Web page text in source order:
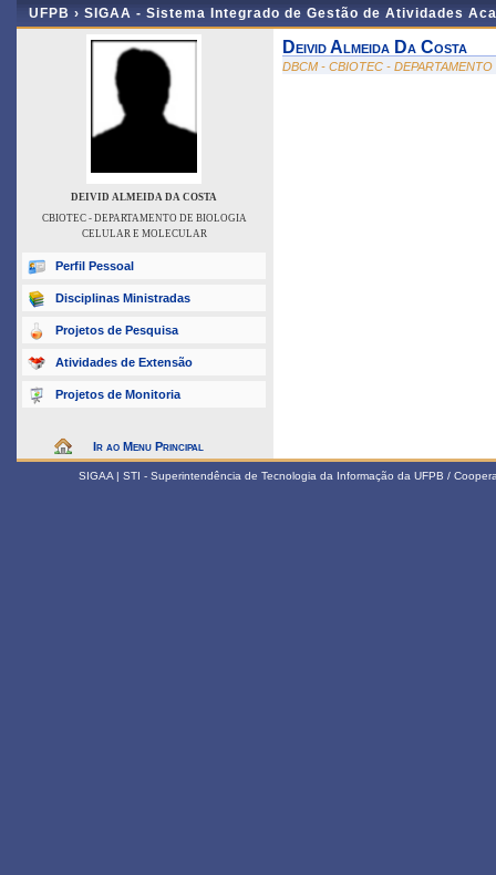
UFPB › SIGAA - Sistema Integrado de Gestão de Atividades
DEIVID ALMEIDA DA COSTA
CBIOTEC - DEPARTAMENTO DE BIOLOGIA
CELULAR E MOLECULAR
Perfil Pessoal
Disciplinas Ministradas
Projetos de Pesquisa
Atividades de Extensão
Projetos de Monitoria
Ir ao Menu Principal
Deivid Almeida Da Costa
DBCM - CBIOTEC -
SIGAA | STI - Superintendência de Tecnologia da Informação da UFPB /